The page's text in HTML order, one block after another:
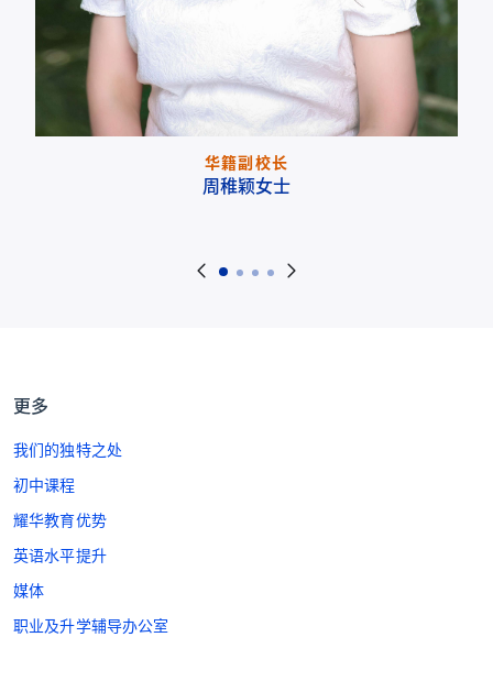
华籍副校长
周稚颖女士
更多
我们的独特之处
初中课程
耀华教育优势
英语水平提升
媒体
职业及升学辅导办公室